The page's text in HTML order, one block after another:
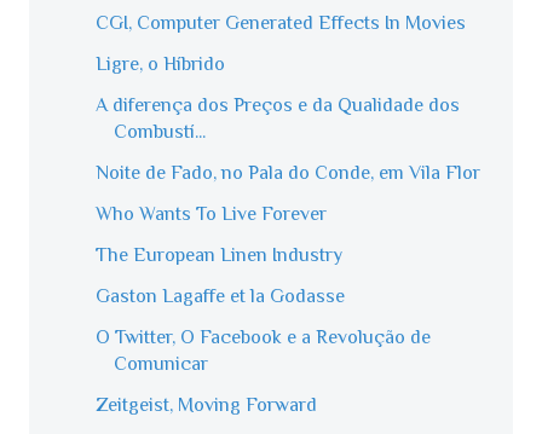
CGI, Computer Generated Effects In Movies
Ligre, o Híbrido
A diferença dos Preços e da Qualidade dos
Combustí...
Noite de Fado, no Pala do Conde, em Vila Flor
Who Wants To Live Forever
The European Linen Industry
Gaston Lagaffe et la Godasse
O Twitter, O Facebook e a Revolução de
Comunicar
Zeitgeist, Moving Forward